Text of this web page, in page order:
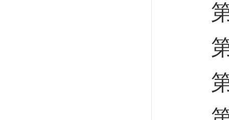
第
第
第